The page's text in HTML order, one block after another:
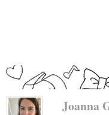
Joanna